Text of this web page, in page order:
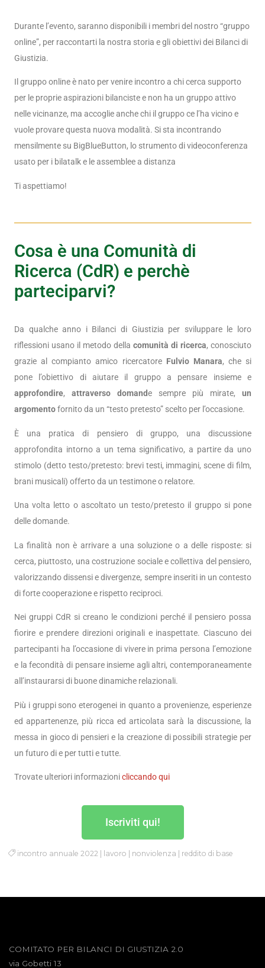
Durante l’evento, saranno disponibili i membri del nostro “gruppo
online”, per raccontarti la nostra storia e gli obiettivi dei Bilanci di
Giustizia.
Il gruppo online è nato per venire incontro a chi cerca supporto
per le proprie aspirazioni bilanciste e non ha un gruppo attivo
nelle vicinanze, ma accoglie anche chi il gruppo ce l’ha vicino e
vuole provare questa nuova modalità. Si sta incontrando
mensilmente su BigBlueButton, lo strumento di videoconferenza
usato per i bilatalk e le assemblee a distanza
Ti aspettiamo!
Cosa è una Comunità di
Ricerca (CdR) e perchè
parteciparvi?
Da qualche anno i Bilanci di Giustizia per sviluppare le loro
riflessioni usano il metodo della comunità di ricerca, conosciuto
grazie al compianto amico ricercatore Fulvio Manara, che si
pone l’obiettivo di aiutare il gruppo a pensare insieme e
approfondire, attraverso domande sempre più mirate, un
argomentofornito da un “testo pretesto” scelto per l’occasione.
È una pratica di pensiero di gruppo, una discussione
approfondita intorno a un tema significativo, a partire da uno
stimolo (detto testo/pretesto: brevi testi, immagini, scene di film,
brani musicali) offerto da un testimone o relatore.
Una volta letto o ascoltato un testo/pretesto il gruppo si pone
delle domande.
La finalità non è arrivare a una soluzione o a delle risposte: si
cerca, piuttosto, una costruzione sociale e collettiva del pensiero,
valorizzando dissensi e divergenze, sempre inseriti in un contesto
di forte cooperazione e rispetto reciproci.
Nei gruppi CdR si creano le condizioni perché il pensiero possa
fiorire e prendere direzioni originali e inaspettate. Ciascuno dei
partecipanti ha l’occasione di vivere in prima persona l’emozione
e la fecondità di pensare insieme agli altri, contemporaneamente
all’instaurarsi di buone dinamiche relazionali.
Più i gruppi sono eterogenei in quanto a provenienze, esperienze
ed appartenenze, più ricca ed articolata sarà la discussione, la
messa in gioco di pensieri e la creazione di possibili strategie per
un futuro di e per tutti e tutte.
Trovate ulteriori informazionicliccando qui
Iscriviti qui!
incontro annuale 2022 | lavoro | nonviolenza | reddito di base
COMITATO PER BILANCI DI GIUSTIZIA 2.0
via Gobetti 13